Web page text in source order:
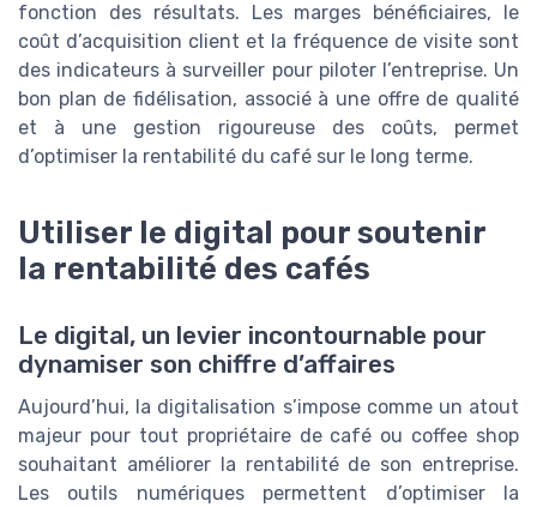
fonction des résultats. Les marges bénéficiaires, le
coût d’acquisition client et la fréquence de visite sont
des indicateurs à surveiller pour piloter l’entreprise. Un
bon plan de fidélisation, associé à une offre de qualité
et à une gestion rigoureuse des coûts, permet
d’optimiser la rentabilité du café sur le long terme.
Utiliser le digital pour soutenir
la rentabilité des cafés
Le digital, un levier incontournable pour
dynamiser son chiffre d’affaires
Aujourd’hui, la digitalisation s’impose comme un atout
majeur pour tout propriétaire de café ou coffee shop
souhaitant améliorer la rentabilité de son entreprise.
Les outils numériques permettent d’optimiser la